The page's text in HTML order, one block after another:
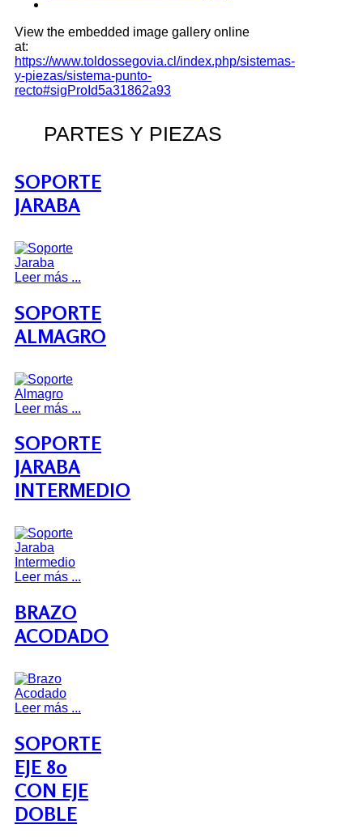
View the embedded image gallery online
at:
https://www.toldossegovia.cl/index.php/sistemas-
y-piezas/sistema-punto-
recto#sigProId5a31862a93
PARTES Y PIEZAS
SOPORTE
JARABA
Leer más ...
SOPORTE
ALMAGRO
Leer más ...
SOPORTE
JARABA
INTERMEDIO
Leer más ...
BRAZO
ACODADO
Leer más ...
SOPORTE
EJE 80
CON EJE
DOBLE